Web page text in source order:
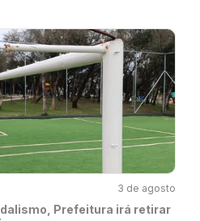
3 de agosto
Prefeitura irá retirar